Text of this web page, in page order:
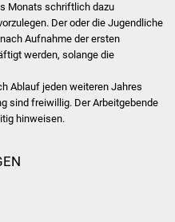
Jugendhaus
Fachteam Jugend
Kinder- und
Familienzentrum
Monats schriftlich dazu
Der oder die Jugendliche
Aufnahme der ersten
werden, solange die
Ablauf jeden weiteren Jahres
sind freiwillig. Der Arbeitgebende
hinweisen.